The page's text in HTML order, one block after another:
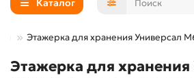
Каталог
Этажерка для хранения Универсал
Этажерка для хранения